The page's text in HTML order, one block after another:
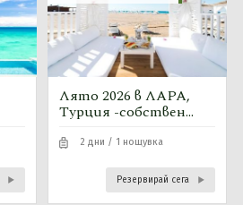
Лято 2026 в ЛАРА,
Турция -собствен
2 дни / 1 нощувка
Резервирай сега